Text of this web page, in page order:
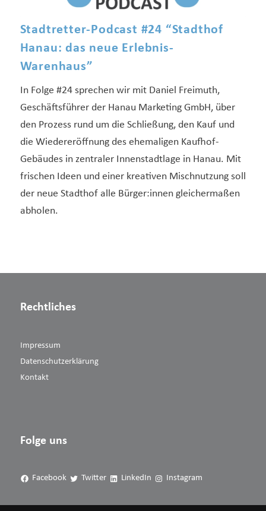
Stadtretter-Podcast #24 “Stadthof
Hanau: das neue Erlebnis-
Warenhaus”
In Folge #24 sprechen wir mit Daniel Freimuth,
Geschäftsführer der Hanau Marketing GmbH, über
den Prozess rund um die Schließung, den Kauf und
die Wiedereröffnung des ehemaligen Kaufhof-
Gebäudes in zentraler Innenstadtlage in Hanau. Mit
frischen Ideen und einer kreativen Mischnutzung soll
der neue Stadthof alle Bürger:innen gleichermaßen
abholen.
Rechtliches
Impressum
Datenschutzerklärung
Kontakt
Folge uns
Facebook Twitter LinkedIn Instagram